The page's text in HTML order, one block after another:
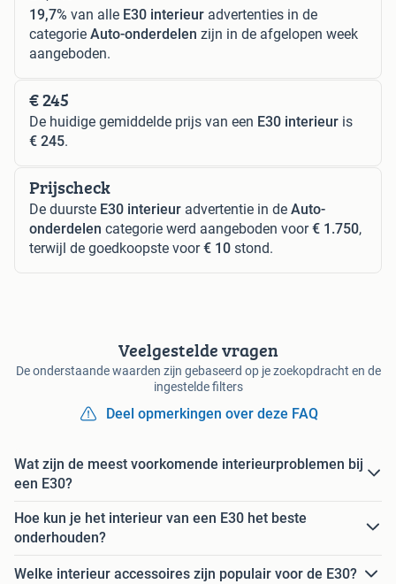
19,7% van alle E30 interieur advertenties in de
categorie Auto-onderdelen zijn in de afgelopen week
aangeboden.
€ 245
De huidige gemiddelde prijs van een E30 interieur is
€ 245.
Prijscheck
De duurste E30 interieur advertentie in de Auto-
onderdelen categorie werd aangeboden voor€ 1.750,
terwijl de goedkoopste voor€ 10 stond.
Veelgestelde vragen
De onderstaande waarden zijn gebaseerd op je zoekopdracht en de
ingestelde filters
Deel opmerkingen over deze FAQ
Wat zijn de meest voorkomende interieurproblemen bij
een E30?
Hoe kun je het interieur van een E30 het beste
onderhouden?
Welke interieur accessoires zijn populair voor de E30?